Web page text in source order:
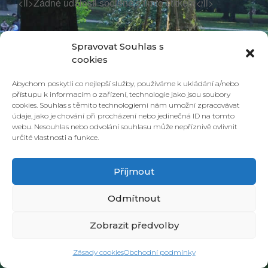
Spravovat Souhlas s
cookies
Abychom poskytli co nejlepší služby, používáme k ukládání a/nebo
přístupu k informacím o zařízení, technologie jako jsou soubory
cookies. Souhlas s těmito technologiemi nám umožní zpracovávat
údaje, jako je chování při procházení nebo jedinečná ID na tomto
webu. Nesouhlas nebo odvolání souhlasu může nepříznivě ovlivnit
určité vlastnosti a funkce.
Příjmout
Odmítnout
Zobrazit předvolby
Zásady cookiesObchodní podmínky
© 2026 PONAVA CAFÉ & RESTAURANT |